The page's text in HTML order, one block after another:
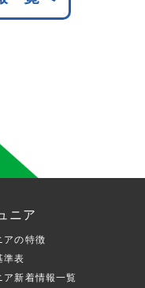
ニア
アの特徴
準表
ア新着情報一覧